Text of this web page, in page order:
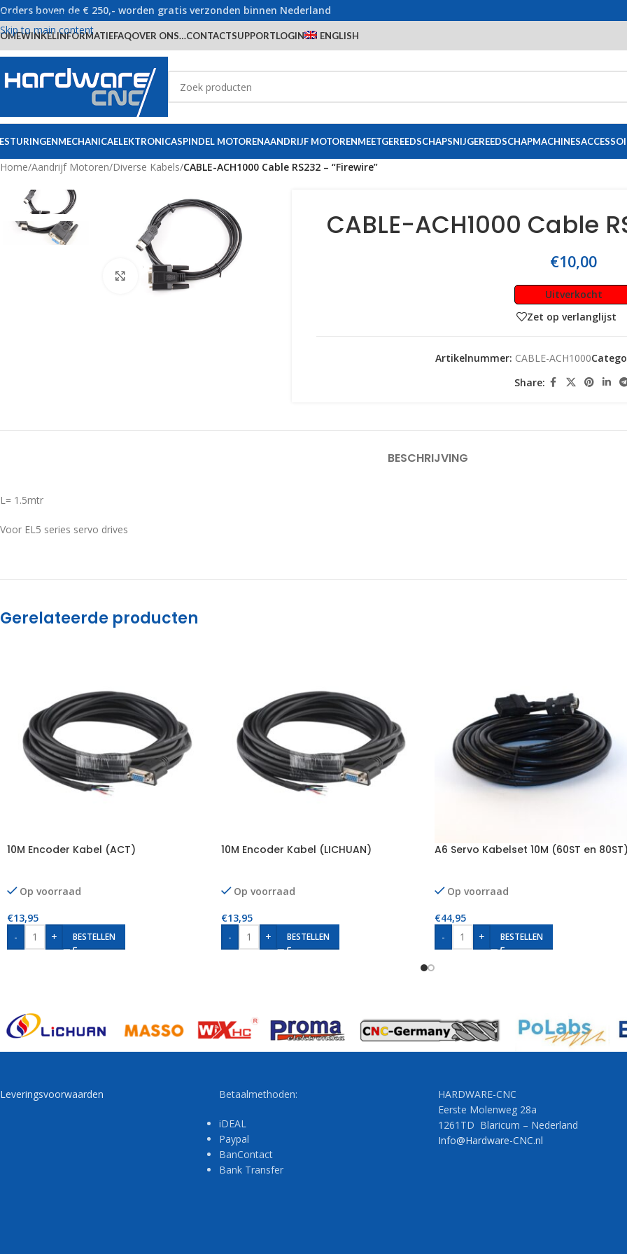
Skip to navigation
Skip to main content
Orders boven de € 250,- worden gratis verzonden binnen Nederland
WINKELINFORMATIEFAQOVER ONS…CONTACTSUPPORTLOGIN ENGLISH
MECHANICAELEKTRONICASPINDEL MOTORENAANDRIJF MOTORENMEETGEREEDSCHAPSNIJGEREEDSCHAPMACHINES
Home/Aandrijf Motoren/Diverse Kabels/CABLE-ACH1000 Cable RS232 – “Firewire”
Click to enlarge
CABLE-ACH1000 Cable
€10,00
Uitverkocht
Zet op verlanglijst
Artikelnummer: CABLE-ACH1000
Share:
BESCHRIJVING
L= 1.5mtr
Voor EL5 series servo drives
Gerelateerde producten
10M Encoder Kabel (ACT)
Op voorraad
€13,95
-
+ BESTELLEN
10M Encoder Kabel (LICHUAN)
Op voorraad
€13,95
-
+ BESTELLEN
A6 Servo Kabelset 10M (60ST en 80ST)
Op voorraad
€44,95
-
+ BESTELLEN
Leveringsvoorwaarden Betaalmethoden:
iDEAL
Paypal
BanContact
Bank Transfer
HARDWARE-CNC
Eerste Molenweg 28a
1261TD Blaricum – Nederland
Info@Hardware-CNC.nl